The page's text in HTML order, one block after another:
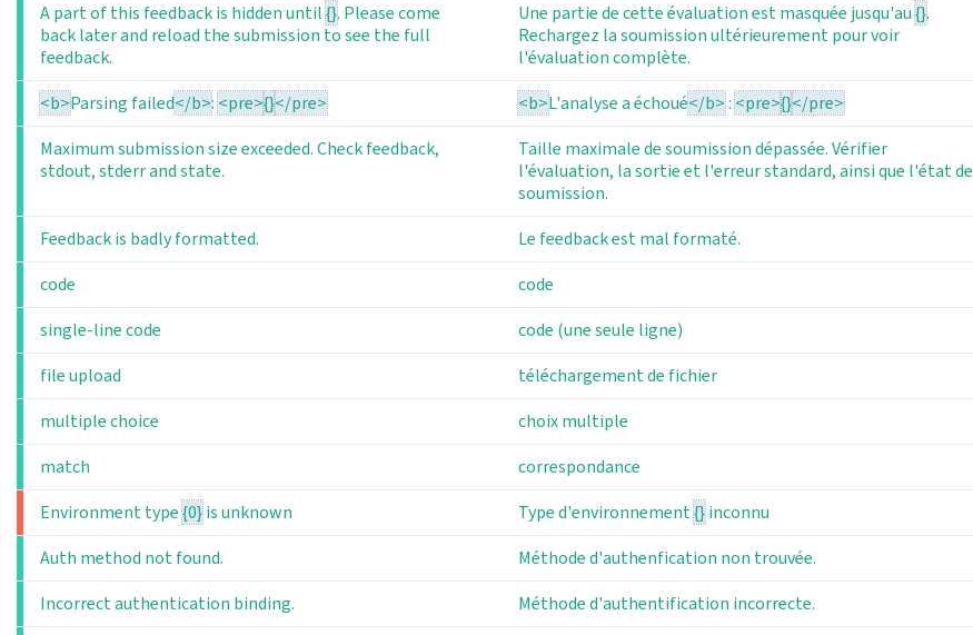
A part of this feedback is hidden until{}. Please come
back later and reload the submission to see the full
feedback.
Une partie de cette évaluation est masquée jusqu'au{}.
Rechargez la soumission ultérieurement pour voir
l'évaluation complète.
<b>Parsing failed</b>:<pre>{}</pre> <b>L'analyse a échoué</b>:<pre>{}</pre>
Maximum submission size exceeded. Check feedback,
stdout, stderr and state.
Taille maximale de soumission dépassée. Vérifier
l'évaluation, la sortie et l'erreur standard, ainsi que l'état de
soumission.
Feedback is badly formatted.
Le feedback est mal formaté.
code
code
single-line code
code (une seule ligne)
file upload
téléchargement de fichier
multiple choice
choix multiple
match
correspondance
Environment type{0}is unknown Type d'environnement{}inconnu
Auth method not found.
Méthode d'authenfication non trouvée.
Incorrect authentication binding.
Méthode d'authentification incorrecte.